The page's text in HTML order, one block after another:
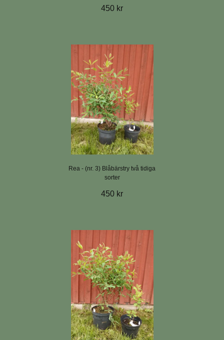
450 kr
Rea - (nr. 3) Blåbärstry två tidiga
sorter
450 kr